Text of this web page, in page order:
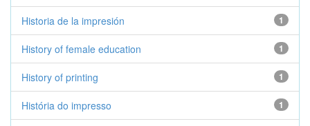
1
Historia de la impresión
1
History of female education
1
History of printing
1
História do impresso